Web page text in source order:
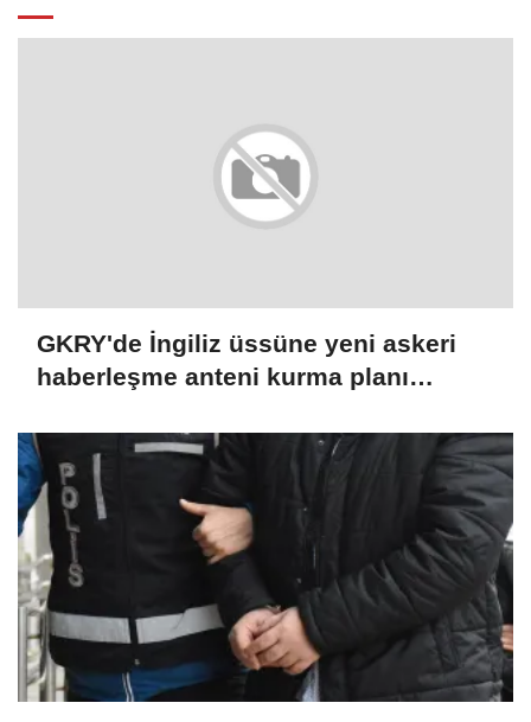
GKRY'de İngiliz üssüne yeni askeri
haberleşme anteni kurma planı